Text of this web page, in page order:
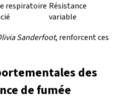
respiratoire Résistance
variable
Sanderfoot, renforcent ces
des
de fumée